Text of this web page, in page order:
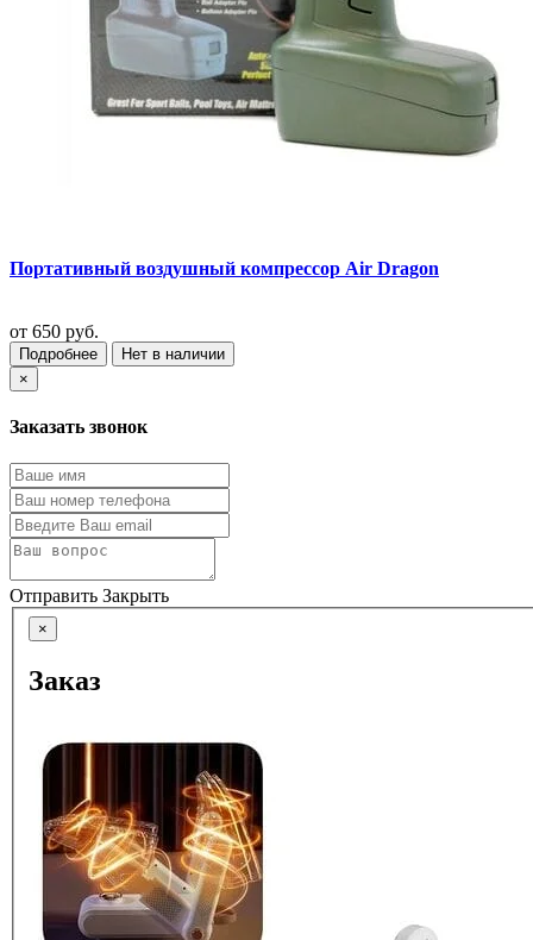
Портативный воздушный компрессор Air Dragon
от 650 руб.
Подробнее
Нет в наличии
×
Заказать звонок
Отправить Закрыть
×
Заказ